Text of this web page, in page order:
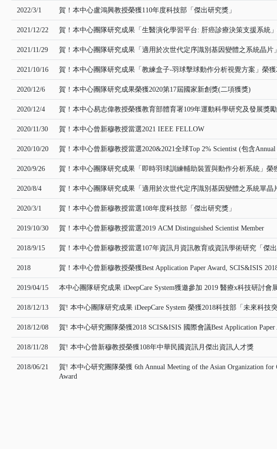
2022/3/1 賀！本中心盧鴻興教授榮獲110年度科技部「傑出研究獎」
2021/12/22 賀！本中心團隊研究成果「生醫演化學習平台: 肝癌診療決策支援系統
2021/11/29 賀！本中心團隊研究成果「適用於次世代定序識別基因變體之系統晶片
2021/10/16 賀！本中心團隊研究成果「教練盒子-羽球擊球動作分析視覺方案」榮獲
2020/12/6 賀！本中心團隊研究成果榮獲2020第17屆國家新創獎(二項獲獎)
2020/12/4 賀！本中心易志偉教授榮獲教育部體育署109年運動科學研究及發展獎
2020/11/30 賀！本中心曾新穆教授當選2021 IEEE FELLOW
2020/10/20 賀！本中心曾新穆教授當選2020&2021全球Top 2% Scientist (包含
2020/9/26 賀！本中心團隊研究成果「即時羽球訓練輔助裝置與動作分析系統」榮
2020/8/4 賀！本中心團隊研究成果「適用於次世代定序識別基因變體之系統單晶
2020/3/1 賀！本中心曾新穆教授當選108年度科技部「傑出研究獎」
2019/10/30 賀！本中心曾新穆教授當選2019 ACM Distinguished Scientist Member
2018/9/15 賀！本中心曾新穆教授當選107年資訊月資訊教育或資訊學術研究「傑出
2018 賀！本中心曾新穆教授榮獲Best Application Paper Award, SCIS&ISIS
2019/04/15 本中心團隊研究成果 iDeepCare System獲邀參加 2019 醫療x科技研討會
2018/12/13 賀! 本中心團隊研究成果 iDeepCare System 榮獲2018科技部「未來科技突
2018/12/08 賀! 本中心研究團隊榮獲2018 SCIS&ISIS 國際會議Best Application Paper
2018/11/28 賀! 本中心曾新穆教授榮獲108年中華民國資訊月傑出資訊人才獎
2018/06/21
賀! 本中心研究團隊榮獲 6th Annual Meeting of the Asian Organization for
Award